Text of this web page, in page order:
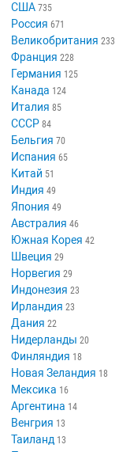
США 735
Россия 671
Великобритания 233
Франция 228
Германия 125
Канада 124
Италия 85
СССР 84
Бельгия 70
Испания 65
Китай 51
Индия 49
Япония 49
Австралия 46
Южная Корея 42
Швеция 29
Норвегия 29
Индонезия 23
Ирландия 23
Дания 22
Нидерланды 20
Финляндия 18
Новая Зеландия 18
Мексика 16
Аргентина 14
Венгрия 13
Таиланд 13